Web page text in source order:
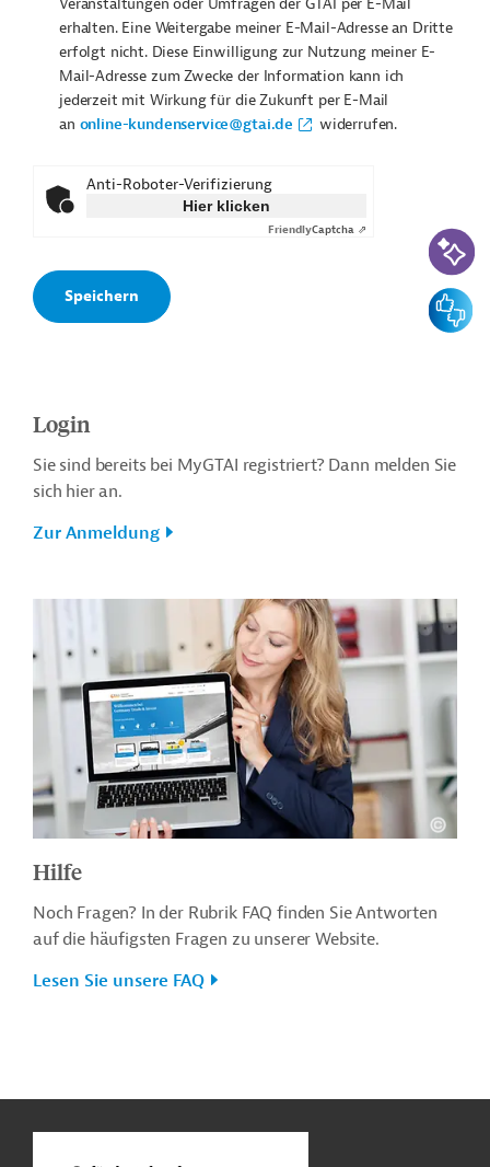
Veranstaltungen oder Umfragen der GTAI per E-Mail
erhalten. Eine Weitergabe meiner E-Mail-Adresse an Dritte
erfolgt nicht. Diese Einwilligung zur Nutzung meiner E-
Mail-Adresse zum Zwecke der Information kann ich
jederzeit mit Wirkung für die Zukunft per E-Mail
an online-kundenservice@gtai.de widerrufen.
Anti-Roboter-Verifizierung
Hier klicken
FriendlyCaptcha ⇗
Login
Sie sind bereits bei MyGTAI registriert? Dann melden Sie
sich hier an.
Zur Anmeldung
Hilfe
Noch Fragen? In der Rubrik FAQ finden Sie Antworten
auf die häufigsten Fragen zu unserer Website.
Lesen Sie unsere FAQ
KI-